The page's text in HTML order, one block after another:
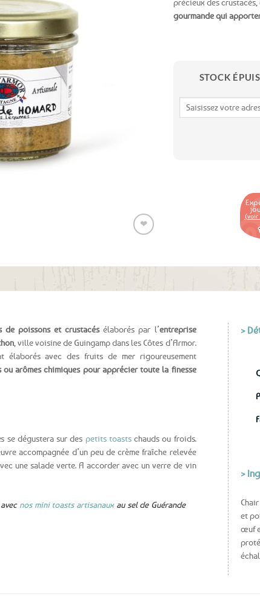
❤
Ajouter
précieux des
gourmande qui
STOCK
(voir
de poissons et crustacésélaborés par l’entreprise
, ville voisine de Guingamp dans les Côtes d’Armor.
élaborés avec des fruits de mer rigoureusement
ou arômes chimiques pour apprécier toute la finesse
s se dégustera sur des petits toastschauds ou froids.
accompagnée d’un peu de crème fraîche relevée
une salade verte. A accorder avec un verre de vin
nos mini toasts artisanauxau sel de Guérande
>
>
et
œuf